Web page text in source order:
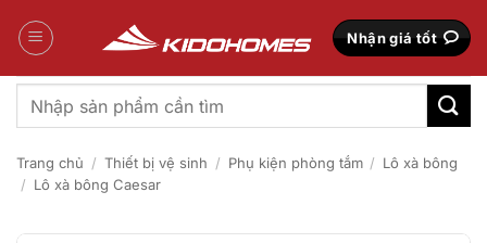
qua
Nhận giá tốt
Tìm
kiếm:
Trang chủ / Thiết bị vệ sinh / Phụ kiện phòng tắm / Lô xà bông
/ Lô xà bông Caesar